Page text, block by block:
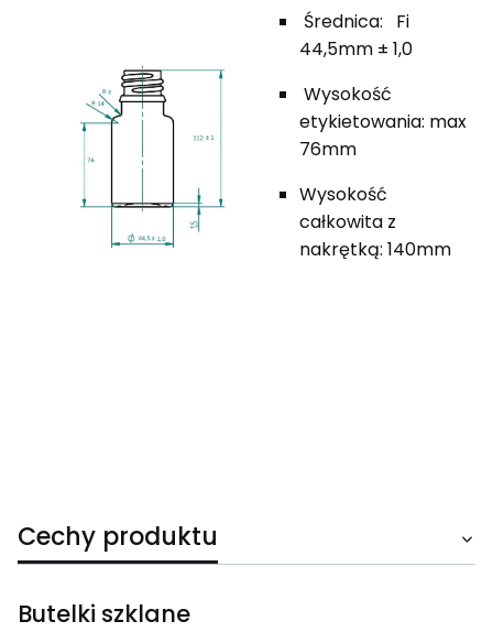
Średnica: Fi
44,5mm ± 1,0
Wysokość
etykietowania: max
76mm
Wysokość
całkowita z
nakrętką: 140mm
Cechy produktu
Butelki szklane